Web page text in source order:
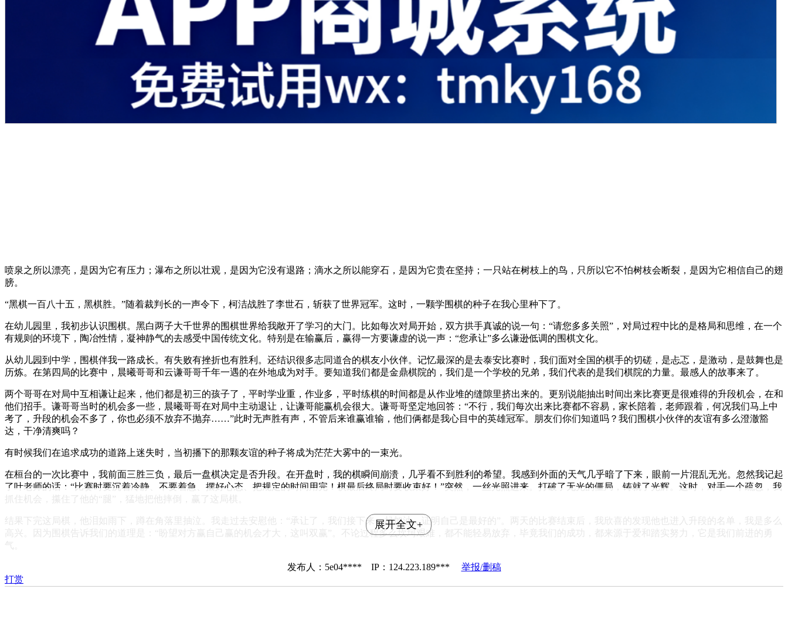
喷泉之所以漂亮，是因为它有压力；瀑布之所以壮观，是因为它没有退路；滴水之所以能穿石，是因为它贵在坚持；一只站在树枝上的鸟，只所以它不怕树枝会断裂，是因为它相信自己的翅
膀。
“黑棋一百八十五，黑棋胜。”随着裁判长的一声令下，柯洁战胜了李世石，斩获了世界冠军。这时，一颗学围棋的种子在我心里种下了。
在幼儿园里，我初步认识围棋。黑白两子大千世界的围棋世界给我敞开了学习的大门。比如每次对局开始，双方拱手真诚的说一句：“请您多多关照”，对局过程中比的是格局和思维，在一个
有规则的环境下，陶冶性情，凝神静气的去感受中国传统文化。特别是在输赢后，赢得一方要谦虚的说一声：“您承让”多么谦逊低调的围棋文化。
从幼儿园到中学，围棋伴我一路成长。有失败有挫折也有胜利。还结识很多志同道合的棋友小伙伴。记忆最深的是去泰安比赛时，我们面对全国的棋手的切磋，是忐忑，是激动，是鼓舞也是
历炼。在第四局的比赛中，晨曦哥哥和云谦哥哥千年一遇的在外地成为对手。要知道我们都是金鼎棋院的，我们是一个学校的兄弟，我们代表的是我们棋院的力量。最感人的故事来了。
两个哥哥在对局中互相谦让起来，他们都是初三的孩子了，平时学业重，作业多，平时练棋的时间都是从作业堆的缝隙里挤出来的。更别说能抽出时间出来比赛更是很难得的升段机会，在和
他们招手。谦哥哥当时的机会多一些，晨曦哥哥在对局中主动退让，让谦哥能赢机会很大。谦哥哥坚定地回答：“不行，我们每次出来比赛都不容易，家长陪着，老师跟着，何况我们马上中
考了，升段的机会不多了，你也必须不放弃不抛弃……”此时无声胜有声，不管后来谁赢谁输，他们俩都是我心目中的英雄冠军。朋友们你们知道吗？我们围棋小伙伴的友谊有多么澄澈豁
达，干净清爽吗？
有时候我们在追求成功的道路上迷失时，当初播下的那颗友谊的种子将成为茫茫大雾中的一束光。
在桓台的一次比赛中，我前面三胜三负，最后一盘棋决定是否升段。在开盘时，我的棋瞬间崩溃，几乎看不到胜利的希望。我感到外面的天气几乎暗了下来，眼前一片混乱无光。忽然我记起
了叶老师的话：“比赛时要沉着冷静、不要着急、摆好心态、把规定的时间用完！棋最后终局时要收束好！”突然，一丝光照进来。打破了无光的僵局，铸就了光辉。这时，对手一个疏忽，我
抓住机会，攥住了他的“腿”，猛地把他摔倒，赢了这局棋。
结果下完这局棋，他泪如雨下，蹲在角落里抽泣。我走过去安慰他：“承让了，我们接下来一起加油，证明自己是最好的”。两天的比赛结束后，我欣喜的发现他也进入升段的名单，我是多么
高兴。因为围棋告诉我们的道理是：“盼望对方赢自己赢的机会才大，这叫双赢”。不论过程多么坎坷艰难，都不能轻易放弃，毕竟我们的成功，都来源于爱和踏实努力，它是我们前进的勇
气。
展开全文+
发布人：5e04**** IP：124.223.189*** 举报/删稿
打赏